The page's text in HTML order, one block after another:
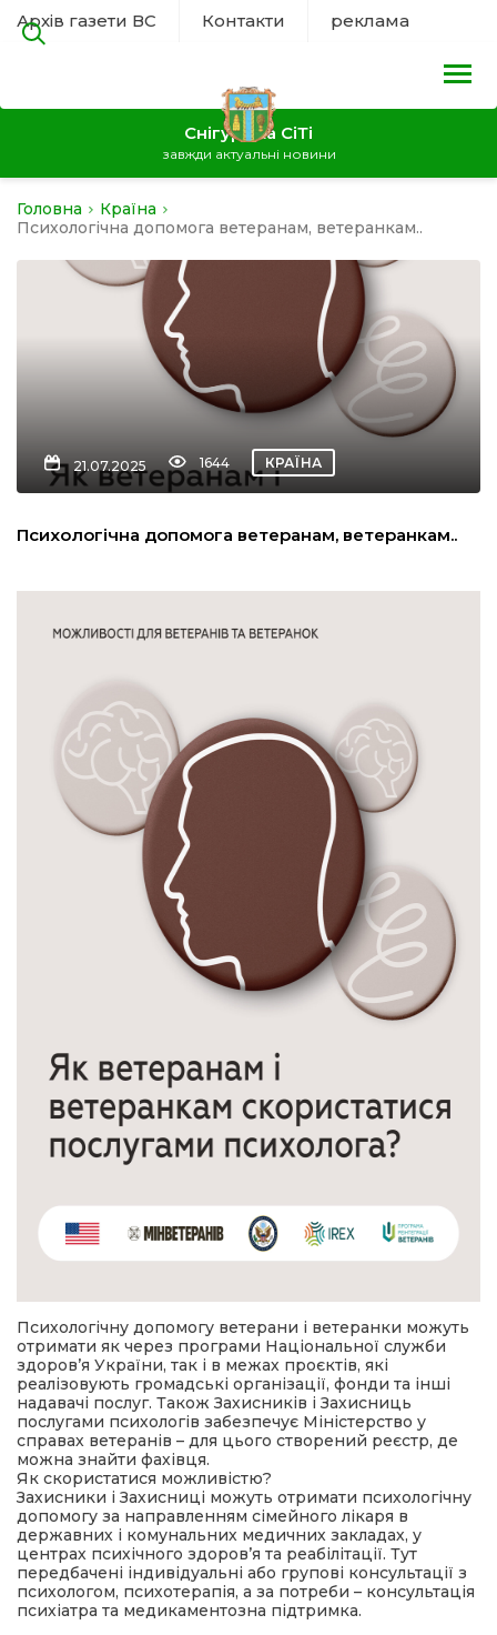
Архів газети ВС Контакти реклама
Снігурівка СіТі
завжди актуальні новини
політика
Головна
Країна
Психологічна допомога ветеранам, ветеранкам..
21.07.2025 1644 КРАЇНА
Психологічна допомога ветеранам, ветеранкам..
Психологічну допомогу ветерани і ветеранки можуть
отримати як через програми Національної служби
здоров’я України, так і в межах проєктів, які
реалізовують громадські організації, фонди та інші
надавачі послуг. Також Захисників і Захисниць
послугами психологів забезпечує Міністерство у
справах ветеранів – для цього створений реєстр, де
можна знайти фахівця.
Як скористатися можливістю?
Захисники і Захисниці можуть отримати психологічну
допомогу за направленням сімейного лікаря в
державних і комунальних медичних закладах, у
центрах психічного здоров’я та реабілітації. Тут
передбачені індивідуальні або групові консультації з
психологом, психотерапія, а за потреби – консультація
психіатра та медикаментозна підтримка.